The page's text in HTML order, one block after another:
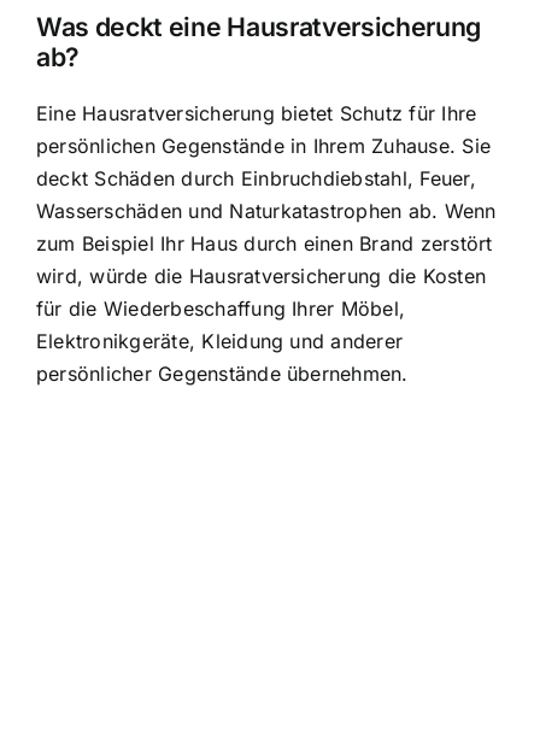
Was deckt eine Hausratversicherung
ab?
Eine Hausratversicherung bietet Schutz für Ihre
persönlichen Gegenstände in Ihrem Zuhause. Sie
deckt Schäden durch Einbruchdiebstahl, Feuer,
Wasserschäden und Naturkatastrophen ab. Wenn
zum Beispiel Ihr Haus durch einen Brand zerstört
wird, würde die Hausratversicherung die Kosten
für die Wiederbeschaffung Ihrer Möbel,
Elektronikgeräte, Kleidung und anderer
persönlicher Gegenstände übernehmen.